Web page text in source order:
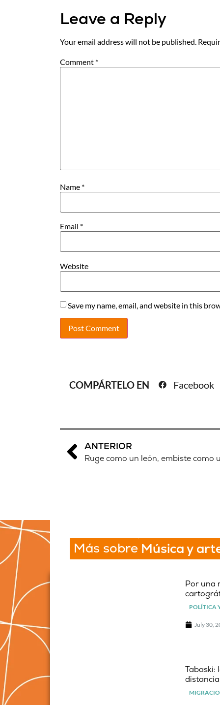
Leave a Reply
Your email address will not be published.
Comment *
Name *
Email *
Website
Save my name, email, and website in this
COMPÁRTELO EN Facebook
ANTERIOR
Ruge como un león, embiste como
Más sobre Música y
Por una
POLÍTICA
July 30,
Tabaski: